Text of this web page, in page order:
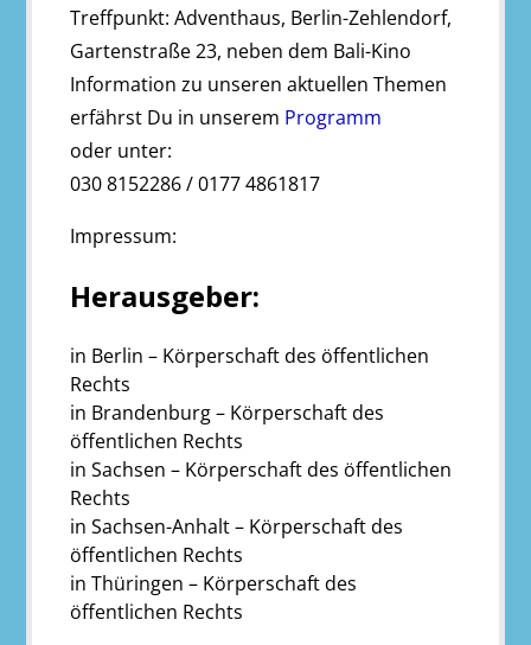
Treffpunkt: Adventhaus, Berlin-Zehlendorf,
Gartenstraße 23, neben dem Bali-Kino
Information zu unseren aktuellen Themen
erfährst Du in unserem Programm
oder unter:
030 8152286 / 0177 4861817
Impressum:
Herausgeber:
in Berlin – Körperschaft des öffentlichen
Rechts
in Brandenburg – Körperschaft des
öffentlichen Rechts
in Sachsen – Körperschaft des öffentlichen
Rechts
in Sachsen-Anhalt – Körperschaft des
öffentlichen Rechts
in Thüringen – Körperschaft des
öffentlichen Rechts